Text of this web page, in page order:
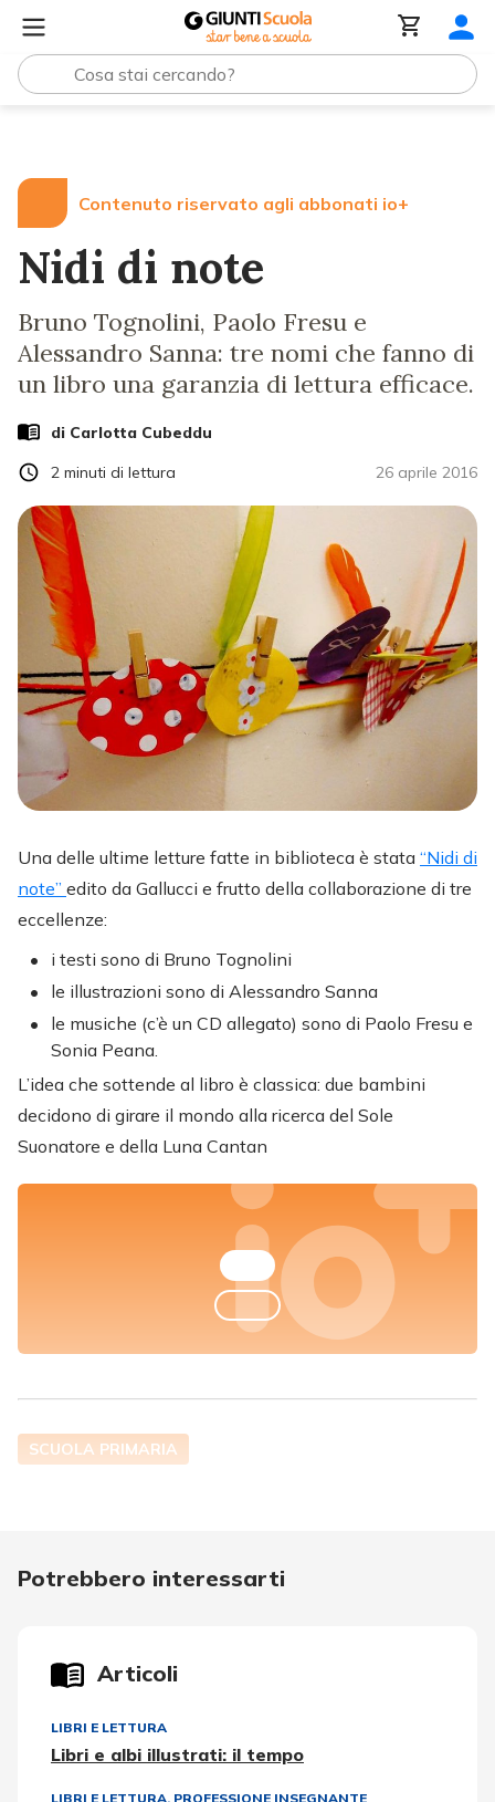
Contenuto riservato agli abbonati io+
Nidi di note
Bruno Tognolini, Paolo Fresu e
Alessandro Sanna: tre nomi che fanno di
un libro una garanzia di lettura efficace.
di Carlotta Cubeddu
26 aprile 2016
2 minuti di lettura
Una delle ultime letture fatte in biblioteca è stata “Nidi di
note” edito da Gallucci e frutto della collaborazione di tre
eccellenze:
i testi sono di Bruno Tognolini
le illustrazioni sono di Alessandro Sanna
le musiche (c’è un CD allegato) sono di Paolo Fresu e
Sonia Peana.
L’idea che sottende al libro è classica: due bambini
decidono di girare il mondo alla ricerca del Sole
Suonatore e della Luna Cantan
SCUOLA PRIMARIA
Potrebbero interessarti
Articoli
LIBRI E LETTURA
Libri e albi illustrati: il tempo
LIBRI E LETTURA, PROFESSIONE INSEGNANTE